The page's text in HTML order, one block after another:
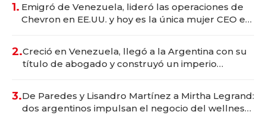
1. Emigró de Venezuela, lideró las operaciones de
Chevron en EE.UU. y hoy es la única mujer CEO en
2.Creció en Venezuela, llegó a la Argentina con su
título de abogado y construyó un imperio
3.De Paredes y Lisandro Martínez a Mirtha Legrand:
dos argentinos impulsan el negocio del wellness